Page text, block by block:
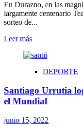
En Durazno, en las
largamente centenario
sorteo de...
Leer másLeer
sobre
realizó
sorteo
de
la
primera
DEPORTE
Santiago Urrutia
el Mundial
junio 15, 2022